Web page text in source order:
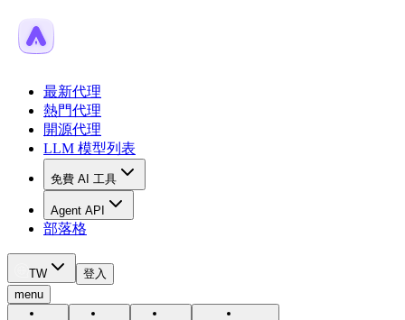
最新代理
熱門代理
開源代理
LLM 模型列表
免費 AI 工具
Agent API
部落格
TW
登入
menu